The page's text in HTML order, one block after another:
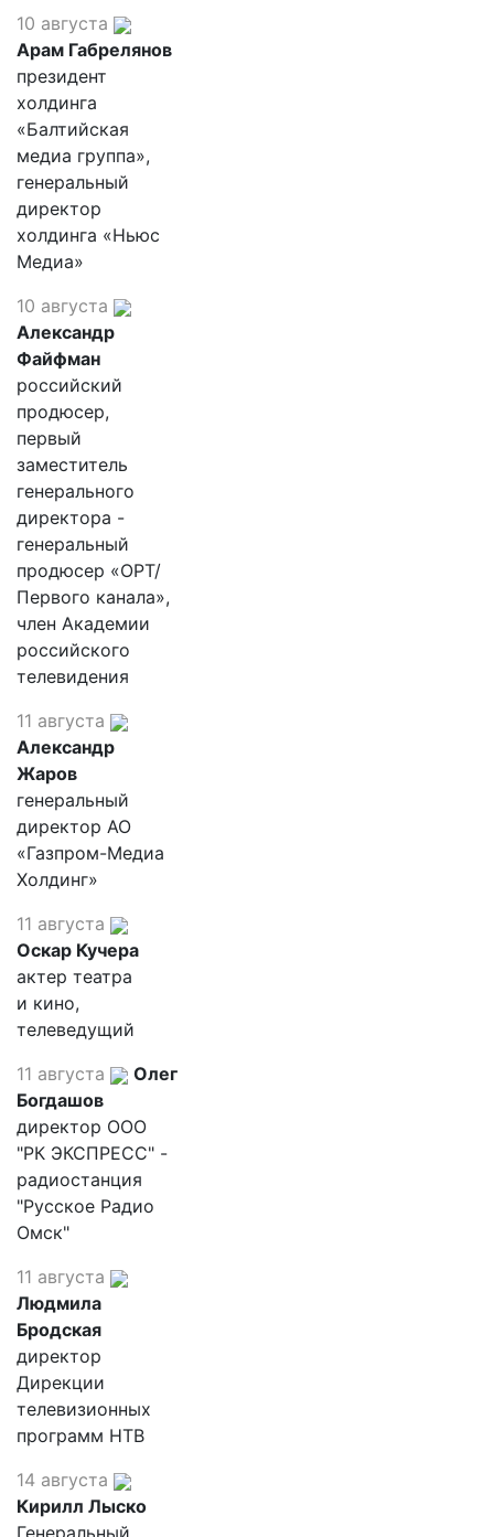
10 августа
Арам Габрелянов
президент
холдинга
«Балтийская
медиа группа»,
генеральный
директор
холдинга «Ньюс
Медиа»
10 августа
Александр
Файфман
российский
продюсер,
первый
заместитель
генерального
директора -
генеральный
продюсер «ОРТ/
Первого канала»,
член Академии
российского
телевидения
11 августа
Александр
Жаров
генеральный
директор АО
«Газпром-Медиа
Холдинг»
11 августа
Оскар Кучера
актер театра
и кино,
телеведущий
11 августа
Олег
Богдашов
директор ООО
"РК ЭКСПРЕСС" -
радиостанция
"Русское Радио
Омск"
11 августа
Людмила
Бродская
директор
Дирекции
телевизионных
программ НТВ
14 августа
Кирилл Лыско
Генеральный